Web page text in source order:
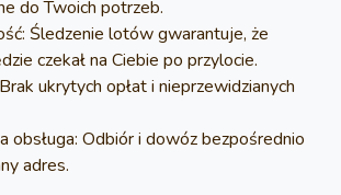
do Twoich potrzeb.
Śledzenie lotów gwarantuje, że
czekał na Ciebie po przylocie.
Brak ukrytych opłat i nieprzewidzianych
obsługa: Odbiór i dowóz bezpośrednio
adres.